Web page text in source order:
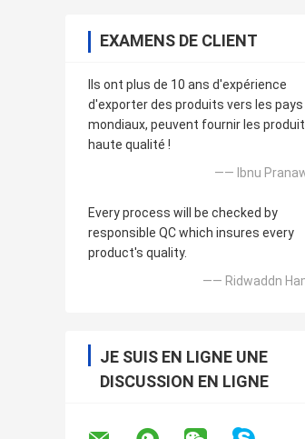
EXAMENS DE CLIENT
Ils ont plus de 10 ans d'expérience
d'exporter des produits vers les pays
mondiaux, peuvent fournir les
haute qualité !
—— Ibnu
Every process will be checked by
responsible QC which insures every
product's quality.
—— Ridwaddn
JE SUIS EN LIGNE UNE
DISCUSSION EN LIGNE